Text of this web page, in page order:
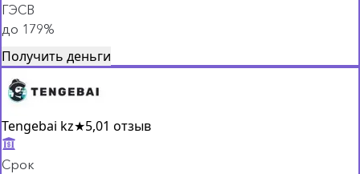
ГЭСВ
до 179%
Получить деньги
Tengebai kz★5,01 отзыв
Срок